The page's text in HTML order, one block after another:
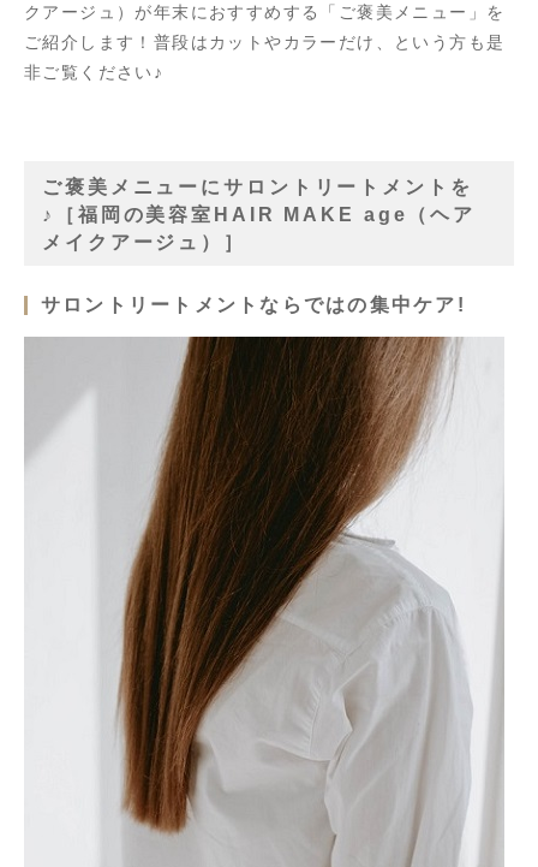
クアージュ）が年末におすすめする「ご褒美メニュー」を
ご紹介します！普段はカットやカラーだけ、という方も是
非ご覧ください♪
ご褒美メニューにサロントリートメントを
♪［福岡の美容室HAIR MAKE age（ヘア
メイクアージュ）］
サロントリートメントならではの集中ケア!